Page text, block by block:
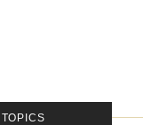
TOPICS